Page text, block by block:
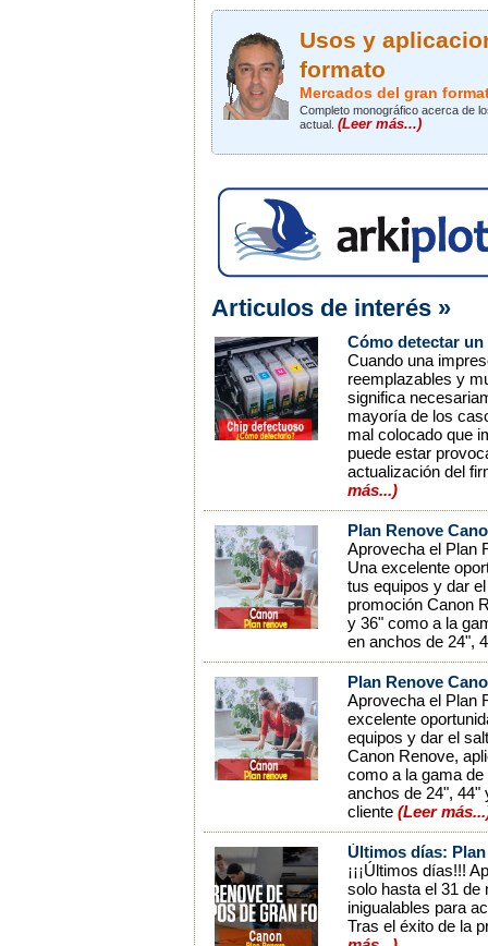
Usos y
formato
Mercados del gran
Completo monográfico acerca de
actual. (Leer más...)
Articulos de interés »
Cómo detectar
Cuando una
reemplazables y
significa
mayoría de los
mal colocado que
puede estar
actualización del
más...)
Plan Renove
Aprovecha el Plan
Una excelente
tus equipos y dar
promoción Canon
y 36" como a la
en anchos de 24",
Plan Renove
Aprovecha el Plan
excelente
equipos y dar el
Canon Renove,
como a la gama
anchos de 24", 44"
cliente (Leer
Últimos días:
¡¡¡Últimos días!!!
solo hasta el 31 de
inigualables para
Tras el éxito de la